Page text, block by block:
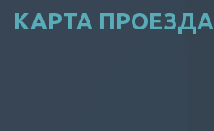
КАРТА ПРОЕЗДА